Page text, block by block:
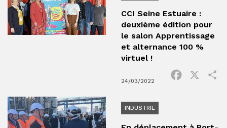
CCI Seine Estuaire :
deuxième édition pour
le salon Apprentissage
et alternance 100 %
virtuel !
24/03/2022
Facebook
INDUSTRIE